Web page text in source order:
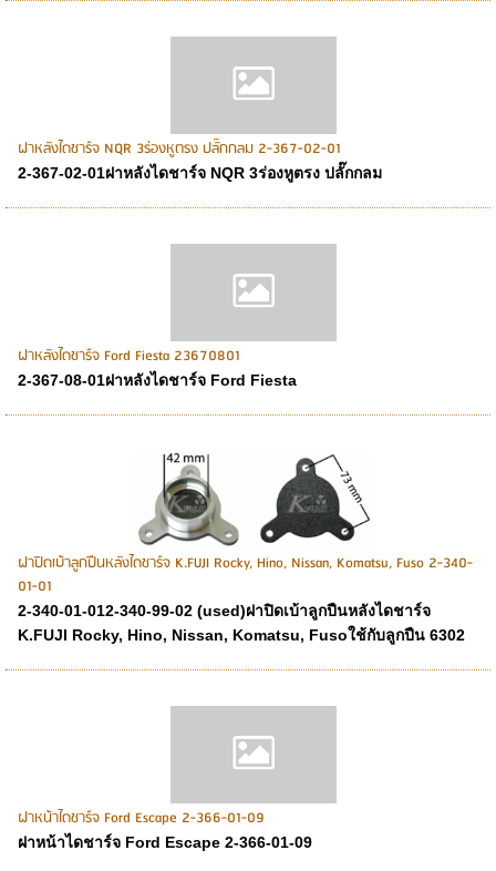
ฝาหลังไดชาร์จ NQR 3ร่องหูตรง ปลั๊กกลม 2-367-02-01
2-367-02-01ฝาหลังไดชาร์จ NQR 3ร่องหูตรง ปลั๊กกลม
ฝาหลังไดชาร์จ Ford Fiesta 23670801
2-367-08-01ฝาหลังไดชาร์จ Ford Fiesta
ฝาปิดเบ้าลูกปืนหลังไดชาร์จ K.FUJI Rocky, Hino, Nissan, Komatsu, Fuso 2-340-
01-01
2-340-01-012-340-99-02 (used)ฝาปิดเบ้าลูกปืนหลังไดชาร์จ
K.FUJI Rocky, Hino, Nissan, Komatsu, Fusoใช้กับลูกปืน 6302
ฝาหน้าไดชาร์จ Ford Escape 2-366-01-09
ฝาหน้าไดชาร์จ Ford Escape 2-366-01-09